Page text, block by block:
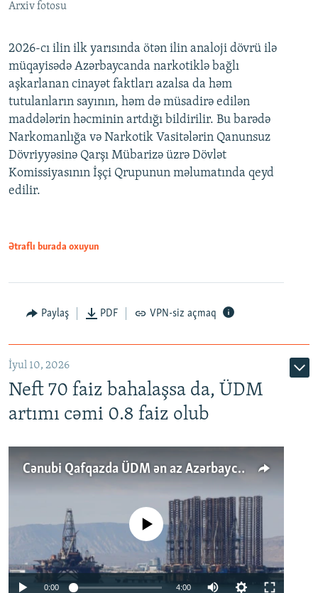
Arxiv fotosu
2026-cı ilin ilk yarısında ötən ilin analoji dövrü ilə
müqayisədə Azərbaycanda narkotiklə bağlı
aşkarlanan cinayət faktları azalsa da həm
tutulanların sayının, həm də müsadirə edilən
maddələrin həcminin artdığı bildirilir. Bu barədə
Narkomanlığa və Narkotik Vasitələrin Qanunsuz
Dövriyyəsinə Qarşı Mübarizə üzrə Dövlət
Komissiyasının İşçi Qrupunun məlumatında qeyd
edilir.
Ətraflı burada oxuyun
Paylaş PDF VPN-siz açmaq
İyul 10, 2026
Neft 70 faiz bahalaşsa da, ÜDM
artımı cəmi 0.8 faiz olub
Cənubi Qafqazda ÜDM ən az Azərbaycanda artır: Qonşuları niyə Bakını qabaqlaya bilir?
No media source currently available
0:00 4:00